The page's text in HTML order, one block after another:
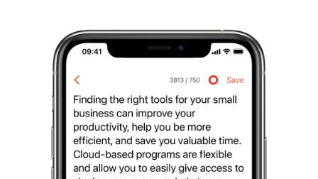
PASSWORT VERGESSEN
KONTAKT AUFNEHMEN
BLOG
ENGLISHGERMANFRENCHSPANISHDUTCHITALIAN